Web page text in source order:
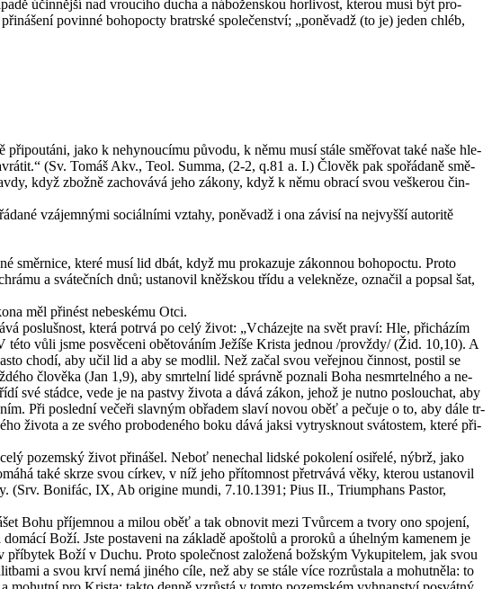
účin­něj­ší nad vrou­cí­ho ducha a ná­bo­žen­skou hor­li­vost, kte­rou musí být pro­
po­vin­né bo­ho­po­cty bra­tr­ské spo­le­čen­ství; „po­ně­vadž (to je) jeden chléb,
jako k ne­hy­nou­cí­mu pů­vo­du, k němu musí stále smě­řo­vat také naše hle­
(Sv. Tomáš Akv., Teol. Summa, (2-2, q.81 a. I.) Člo­věk pak spo­řá­da­ně smě­
když zbož­ně za­cho­vá­vá jeho zá­ko­ny, když k němu ob­ra­cí svou veš­ke­rou čin­
vzá­jem­ný­mi so­ci­ál­ní­mi vzta­hy, po­ně­vadž i ona zá­vi­sí na nej­vyš­ší au­to­ri­tě
směr­ni­ce, které musí lid dbát, když mu pro­ka­zu­je zá­kon­nou bo­ho­po­ctu. Proto
a svá­teč­ních dnů; usta­no­vil kněž­skou třídu a ve­lek­ně­ze, ozna­čil a po­psal šat,
měl při­nést ne­bes­ké­mu Otci.
po­sluš­nost, která po­tr­vá po celý život: „Vchá­zej­te na svět praví: Hle, při­chá­zím
vůli jsme po­svě­ce­ni obě­to­vá­ním Je­ží­še Kris­ta jed­nou /pro­vždy/ (Žid. 10,10). A
chodí, aby učil lid a aby se mod­lil. Než začal svou ve­řej­nou čin­nost, postil se
člo­vě­ka (Jan 1,9), aby smr­tel­ní lidé správ­ně po­zna­li Boha ne­smr­tel­né­ho a ne­
své stád­ce, vede je na pas­tvy ži­vo­ta a dává zákon, jehož je nutno po­slou­chat, aby
Při po­sled­ní ve­če­ři slav­ným ob­řa­dem slaví novou oběť a pe­ču­je o to, aby dále tr­
ži­vo­ta a ze svého pro­bo­de­né­ho boku dává jaksi vy­trysk­nout svá­tos­tem, které při­
po­zem­ský život při­ná­šel. Neboť ne­ne­chal lid­ské po­ko­le­ní osi­ře­lé, nýbrž, jako
také skrze svou cír­kev, v níž jeho pří­tom­nost pře­tr­vá­vá věky, kte­rou usta­no­vil
(Srv. Bo­ni­fác, IX, Ab ori­gi­ne mundi, 7.10.1391; Pius II., Tri­um­phans Pas­tor,
Bohu pří­jem­nou a milou oběť a tak ob­no­vit mezi Tvůr­cem a tvory ono spo­je­ní,
Boží. Jste po­sta­ve­ni na zá­kla­dě apoš­to­lů a pro­ro­ků a úhel­ným ka­me­nem je
pří­by­tek Boží v Duchu. Proto spo­leč­nost za­lo­že­ná bož­ským Vy­ku­pi­te­lem, jak svou
a svou krví nemá ji­né­ho cíle, než aby se stále více roz­růs­ta­la a mo­hut­ně­la: to